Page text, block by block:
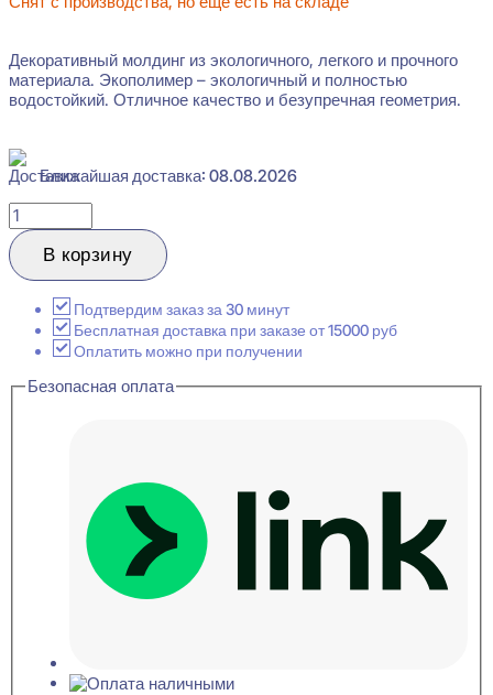
Декоративный молдинг из экологичного, легкого и прочного
материала. Экополимер – экологичный и полностью
водостойкий. Отличное качество и безупречная геометрия.
Ближайшая доставка: 08.08.2026
Количество
товара
Cosca
Decor
Молдинг
декоративный
24x78x2000
В корзину
Подтвердим заказ за 30 минут
Бесплатная доставка при заказе от 15000 руб
Оплатить можно при получении
Безопасная оплата